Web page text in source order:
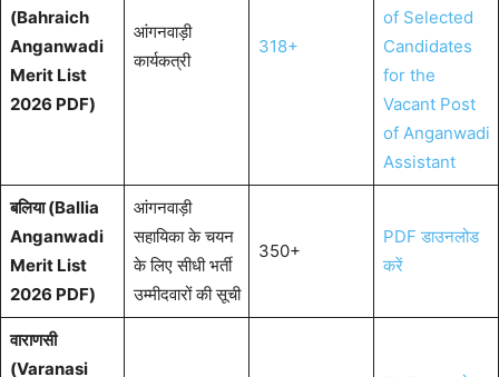
(Bahraich
Anganwadi
Merit List
2026 PDF)
आंगनवाड़ी
कार्यकत्री
318+
of Selected
Candidates
for the
Vacant Post
of Anganwadi
Assistant
बलिया (Ballia
Anganwadi
Merit List
2026 PDF)
आंगनवाड़ी
सहायिका के चयन
के लिए सीधी भर्ती
उम्मीदवारों की सूची
350+
PDF डाउनलोड
करें
वाराणसी
(Varanasi